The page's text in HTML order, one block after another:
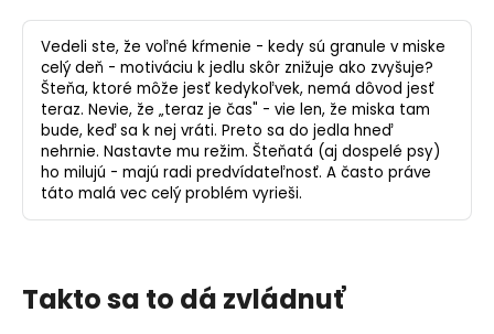
Vedeli ste, že voľné kŕmenie - kedy sú granule v miske
celý deň - motiváciu k jedlu skôr znižuje ako zvyšuje?
Šteňa, ktoré môže jesť kedykoľvek, nemá dôvod jesť
teraz. Nevie, že „teraz je čas" - vie len, že miska tam
bude, keď sa k nej vráti. Preto sa do jedla hneď
nehrnie. Nastavte mu režim. Šteňatá (aj dospelé psy)
ho milujú - majú radi predvídateľnosť. A často práve
táto malá vec celý problém vyrieši.
Takto sa to dá zvládnuť